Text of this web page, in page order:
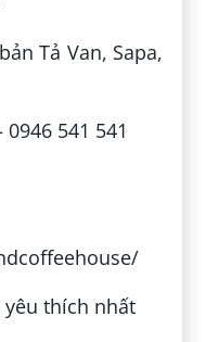
Tả Van, Sapa,
541 541